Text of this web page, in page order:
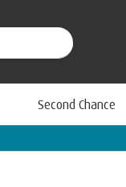
Second Chance